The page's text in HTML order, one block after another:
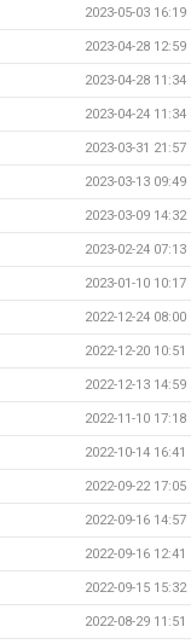
2023-05-03 16:19
2023-04-28 12:59
2023-04-28 11:34
2023-04-24 11:34
2023-03-31 21:57
2023-03-13 09:49
2023-03-09 14:32
2023-02-24 07:13
2023-01-10 10:17
2022-12-24 08:00
2022-12-20 10:51
2022-12-13 14:59
2022-11-10 17:18
2022-10-14 16:41
2022-09-22 17:05
2022-09-16 14:57
2022-09-16 12:41
2022-09-15 15:32
2022-08-29 11:51